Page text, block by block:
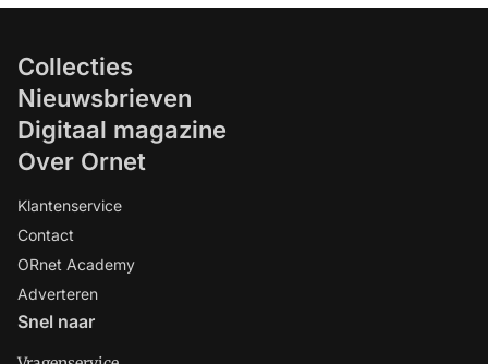
Collecties
Nieuwsbrieven
Digitaal magazine
Over Ornet
Klantenservice
Contact
ORnet Academy
Adverteren
Snel naar